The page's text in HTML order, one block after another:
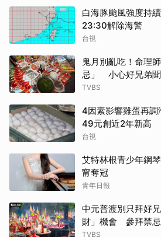
白海豚颱風強度持
23:30解除海警
台視
鬼月別亂吃！命理
忌」 小心好兄弟
TVBS
4因素影響雞蛋再調
49元創近2年新高
台視
艾特林根青少年鋼
甯奪冠
青年日報
中元普渡別只拜好
財」機會 參拜禁
TVBS